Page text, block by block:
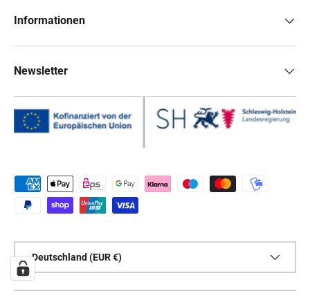
Informationen
Newsletter
Zahlungsmethoden
Deutschland (EUR €)